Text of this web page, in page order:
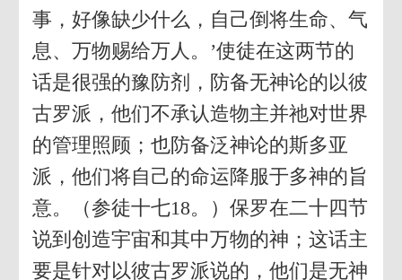
事，好像缺少什么，自己倒将生命、气
息、万物赐给万人。’使徒在这两节的
话是很强的豫防剂，防备无神论的以彼
古罗派，他们不承认造物主并祂对世界
的管理照顾；也防备泛神论的斯多亚
派，他们将自己的命运降服于多神的旨
意。（参徒十七18。）保罗在二十四节
说到创造宇宙和其中万物的神；这话主
要是针对以彼古罗派说的，他们是无神